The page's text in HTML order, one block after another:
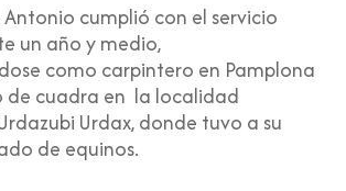
Antonio cumplió con el servicio
un año y medio,
como carpintero en Pamplona
cuadra en la localidad
Urdax, donde tuvo a su
de equinos.